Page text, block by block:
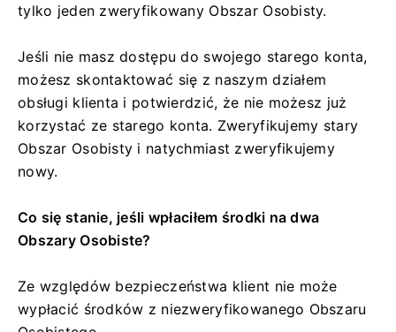
tylko jeden zweryfikowany Obszar Osobisty.
Jeśli nie masz dostępu do swojego starego konta,
możesz skontaktować się z naszym działem
obsługi klienta i potwierdzić, że nie możesz już
korzystać ze starego konta. Zweryfikujemy stary
Obszar Osobisty i natychmiast zweryfikujemy
nowy.
Co się stanie, jeśli wpłaciłem środki na dwa
Obszary Osobiste?
Ze względów bezpieczeństwa klient nie może
wypłacić środków z niezweryfikowanego Obszaru